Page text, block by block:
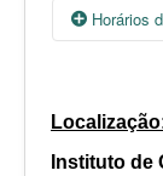
Horários
12:15 -
Instituto de